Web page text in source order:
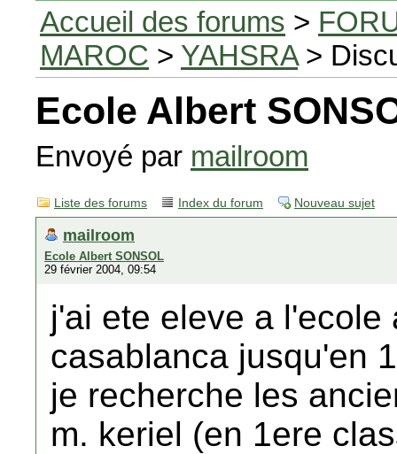
Accueil des forums >
MAROC > YAHSRA>
Ecole Albert
Envoyé par mailroom
Liste des forums Index du forum Nouveau sujet
mailroom
Ecole Albert SONSOL
29 février 2004, 09:54
j'ai ete eleve a l'ecole
casablanca jusqu'en
je recherche les
m. keriel (en 1ere